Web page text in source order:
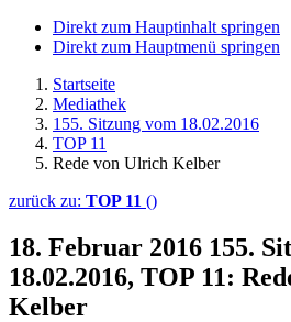
Direkt zum Hauptinhalt springen
Direkt zum Hauptmenü springen
Startseite
Mediathek
155. Sitzung vom 18.02.2016
TOP 11
Rede von Ulrich Kelber
zurück zu: TOP 11 ()
18. Februar 2016 155.
18.02.2016, TOP 11:
Kelber